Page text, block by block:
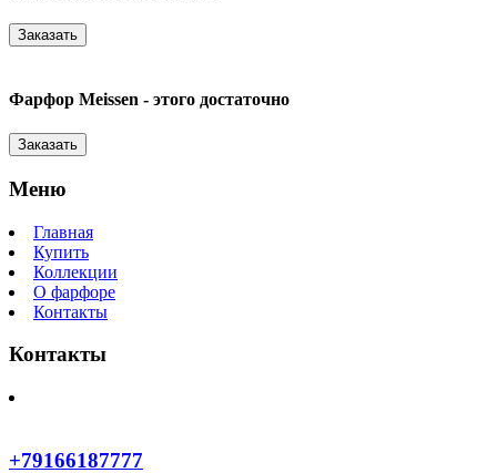
Заказать
Фарфор Meissen - этого достаточно
Заказать
Меню
Главная
Купить
Коллекции
О фарфоре
Контакты
Контакты
+79166187777